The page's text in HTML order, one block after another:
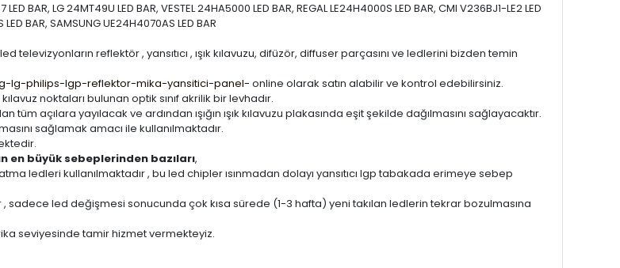
BAR, LG 24MT49U LED BAR, VESTEL 24HA5000 LED BAR, REGAL LE24H4000S LED BAR, CMI V236BJ1-LE2 LED
LED BAR, SAMSUNG UE24H4070AS LED BAR
televizyonların reflektör , yansıtıcı , ışık kılavuzu, difüzör, diffuser parçasını ve ledlerini bizden temin
lg-philips-lgp-reflektor-mika-yansitici-panel- online olarak satın alabilir ve kontrol edebilirsiniz.
noktaları bulunan optik sınıf akrilik bir levhadır.
tüm açılara yayılacak ve ardından ışığın ışık kılavuzu plakasında eşit şekilde dağılmasını sağlayacaktır.
sağlamak amacı ile kullanılmaktadır.
en büyük sebeplerinden bazıları,
ledleri kullanılmaktadır , bu led chipler ısınmadan dolayı yansıtıcı lgp tabakada erimeye sebep
led değişmesi sonucunda çok kısa sürede (1-3 hafta) yeni takılan ledlerin tekrar bozulmasına
seviyesinde tamir hizmet vermekteyiz.